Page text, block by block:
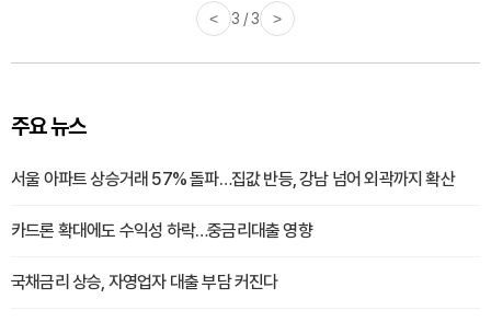
< 3 / 3 >
주요 뉴스
서울 아파트 상승거래 57% 돌파…집값 반등, 강남 넘어 외곽까지 확산
카드론 확대에도 수익성 하락…중금리대출 영향
국채금리 상승, 자영업자 대출 부담 커진다